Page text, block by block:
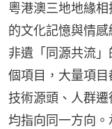
粵港澳三地地緣
的文化記憶與情
非遺「同源共流
個項目，大量項
技術源頭、人群
均指向同一方向